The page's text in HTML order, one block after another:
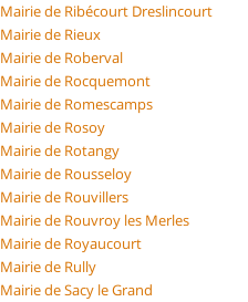
Mairie de Ribécourt Dreslincourt
Mairie de Rieux
Mairie de Roberval
Mairie de Rocquemont
Mairie de Romescamps
Mairie de Rosoy
Mairie de Rotangy
Mairie de Rousseloy
Mairie de Rouvillers
Mairie de Rouvroy les Merles
Mairie de Royaucourt
Mairie de Rully
Mairie de Sacy le Grand